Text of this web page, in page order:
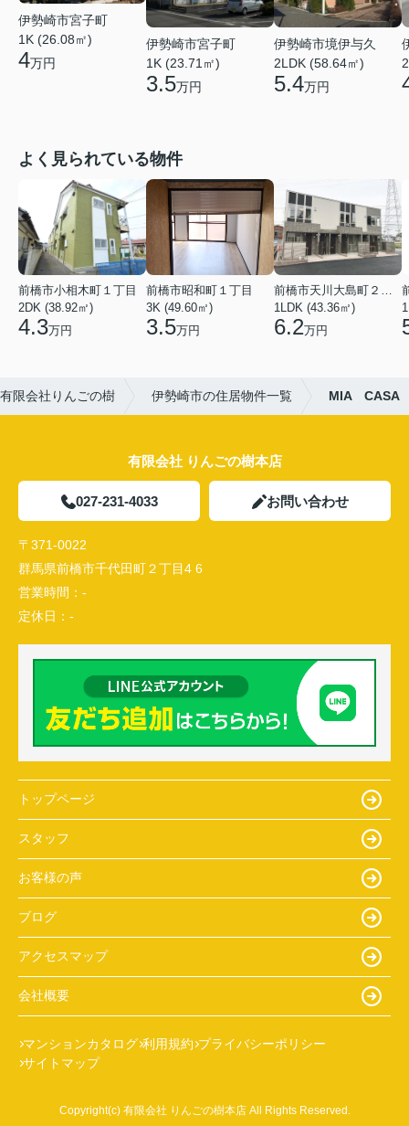
伊勢崎市宮子町
1K (26.08㎡)
4万円
伊勢崎市宮子町
1K (23.71㎡)
3.5万円
伊勢崎市境伊与久
2LDK (58.64㎡)
5.4万円
よく見られている物件
前橋市小相木町１丁目
2DK (38.92㎡)
4.3万円
前橋市昭和町１丁目
3K (49.60㎡)
3.5万円
前橋市天川大島町２丁目
1LDK (43.36㎡)
6.2万円
限会社りんごの樹 伊勢崎市の住居物件一覧 MIA CASA
有限会社 りんごの樹本店
027-231-4033 お問い合わせ
〒371-0022
群馬県前橋市千代田町２丁目4 6
営業時間： -
定休日： -
トップページ
スタッフ
お客様の声
ブログ
アクセスマップ
会社概要
マンションカタログ 利用規約 プライバシーポリシー
サイトマップ
Copyright(c) 有限会社 りんごの樹本店 All Rights Reserved.